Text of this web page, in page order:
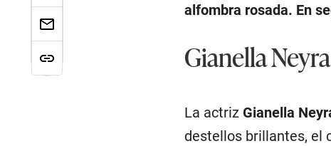
alfombra rosada. En
Gianella Neyra
La actriz Gianella
destellos brillantes, el